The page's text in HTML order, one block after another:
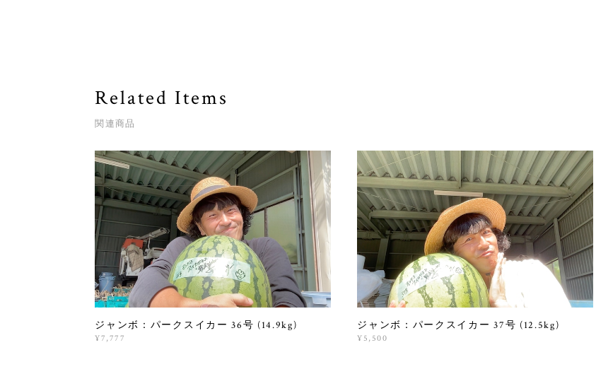
Related Items
関連商品
ジャンボ：パークスイカー 36号 (14.9kg)
¥7,777
ジャンボ：パークスイカー 37号 (12.5kg)
¥5,500